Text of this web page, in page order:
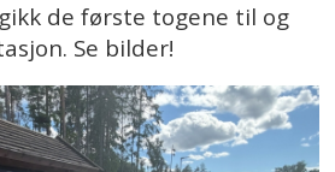
de første togene til og
Se bilder!